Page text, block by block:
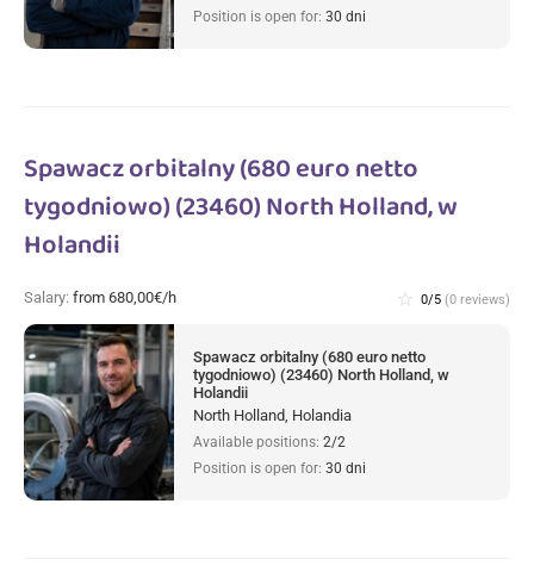
Position is open for: 30 dni
Spawacz orbitalny (680 euro netto
tygodniowo) (23460) North Holland, w
Holandii
Salary: from 680,00€/h star_border 0/5 (0 reviews)
Spawacz orbitalny (680 euro netto
tygodniowo) (23460) North Holland, w
Holandii
North Holland, Holandia
Available positions: 2/2
Position is open for: 30 dni